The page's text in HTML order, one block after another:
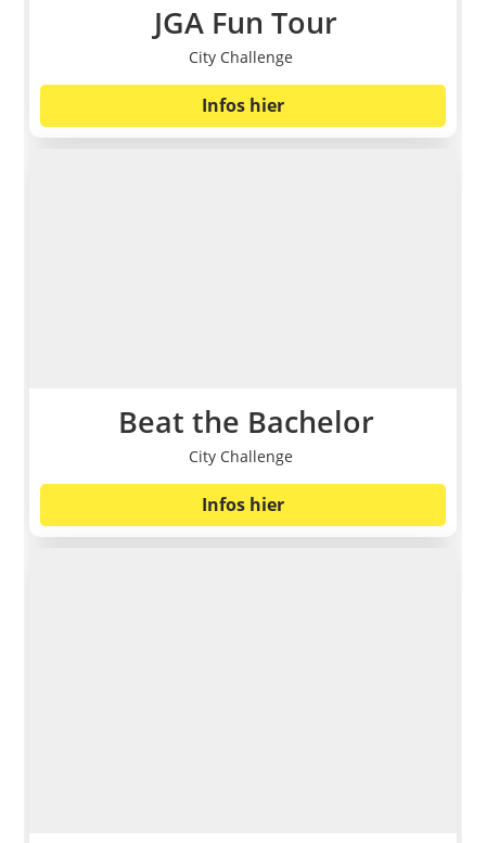
JGA Fun Tour
City Challenge
Infos hier
Beat the Bachelor
City Challenge
Infos hier